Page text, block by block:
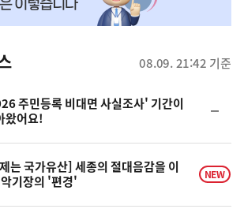
08.09. 21:42 기준
주민등록 비대면 사실조사' 기간이
왔어요!
일
는 국가유산] 세종의 절대음감을 이
기장의 '편경'
NEW